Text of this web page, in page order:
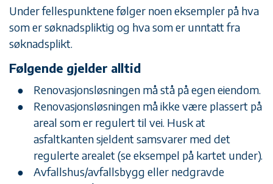
Under fellespunktene følger noen eksempler på hva
som er søknadspliktig og hva som er unntatt fra
søknadsplikt.
Følgende gjelder alltid
Renovasjonsløsningen må stå på egen eiendom.
Renovasjonsløsningen må ikke være plassert på
areal som er regulert til vei. Husk at
asfaltkanten sjeldent samsvarer med det
regulerte arealet (se eksempel på kartet under).
Avfallshus/avfallsbygg eller nedgravde